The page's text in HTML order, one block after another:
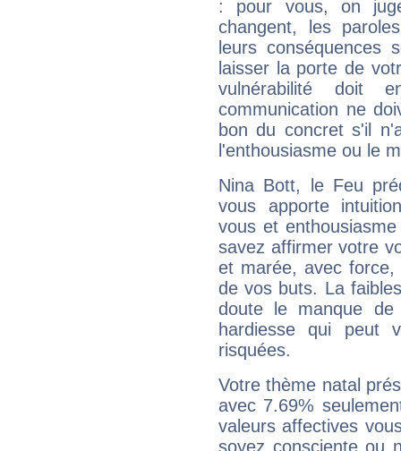
: pour vous, on
changent, les
leurs conséquences
laisser la porte de
vulnérabilité doit
communication ne
bon du concret s'il
l'enthousiasme ou le
Nina Bott, le Feu
vous apporte
vous et
savez affirmer votre
et marée, avec
de vos buts. La
doute le manque
hardiesse qui peut
risquées.
Votre thème natal
avec 7.69%
valeurs affectives
soyez consciente ou